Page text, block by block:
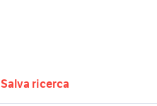
Salva ricerca